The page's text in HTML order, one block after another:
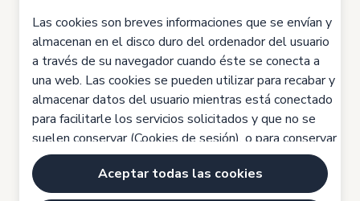
logística y almacenamiento.
- Manejo de sistemas informáticos (Excel,
ERP o software de almacén).
- Organización, responsabilidad y
orientación al detalle.
- Buenas habilidades de comunicación y
trabajo en equipo.
Las cookies son breves informaciones que se envían y
almacenan en el disco duro del ordenador del usuario
a través de su navegador cuando éste se conecta a
una web. Las cookies se pueden utilizar para recabar y
almacenar datos del usuario mientras está conectado
para facilitarle los servicios solicitados y que no se
suelen conservar (Cookies de sesión), o para conservar
los datos del usuario para otro tipo de servicios
futuros y que se pueden conservar por tiempo
indefinido (Cookies persistentes). Las cookies pueden
Aceptar todas las cookies